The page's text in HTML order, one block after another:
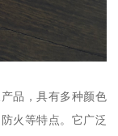
品，具有多种颜色
火等特点。它广泛